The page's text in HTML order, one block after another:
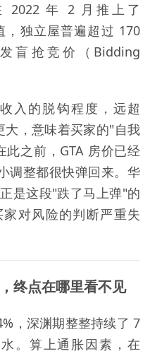
2022 年 2 月推上了
，独立屋普遍超过 170
盲抢竞价（Bidding
入的脱钩程度，远超
大，意味着买家的"自我
之前，GTA 房价已经
调整都很快弹回来。华
是这段"跌了马上弹"的
对风险的判断严重失
终点在哪里看不见
，深渊期整整持续了 7
。算上通胀因素，在